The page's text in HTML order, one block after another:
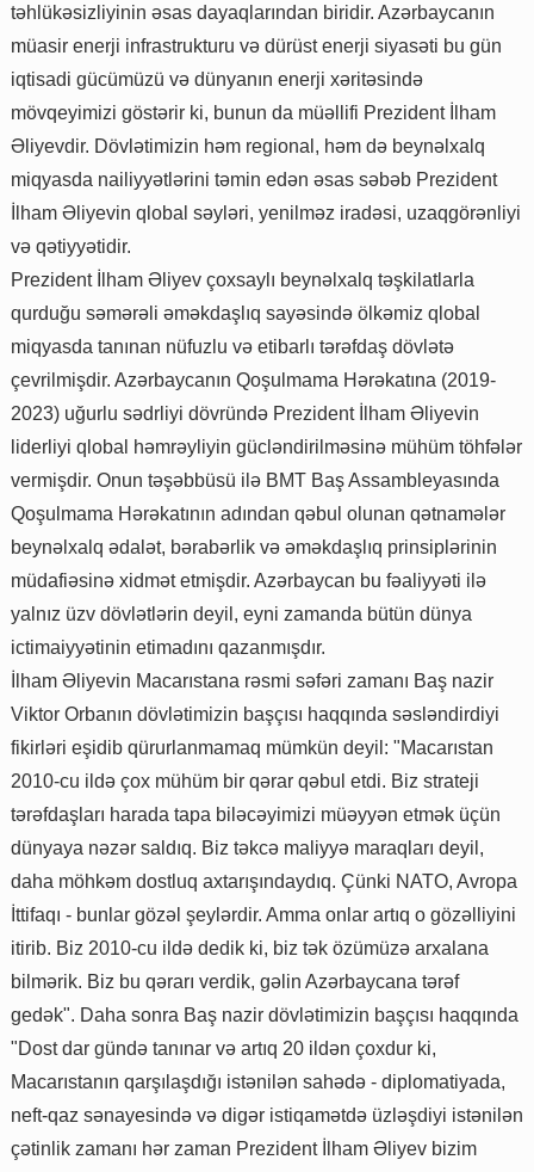
təhlükəsizliyinin əsas dayaqlarından biridir. Azərbaycanın
müasir enerji infrastrukturu və dürüst enerji siyasəti bu gün
iqtisadi gücümüzü və dünyanın enerji xəritəsində
mövqeyimizi göstərir ki, bunun da müəllifi Prezident İlham
Əliyevdir. Dövlətimizin həm regional, həm də beynəlxalq
miqyasda nailiyyətlərini təmin edən əsas səbəb Prezident
İlham Əliyevin qlobal səyləri, yenilməz iradəsi, uzaqgörənliyi
və qətiyyətidir.
Prezident İlham Əliyev çoxsaylı beynəlxalq təşkilatlarla
qurduğu səmərəli əməkdaşlıq sayəsində ölkəmiz qlobal
miqyasda tanınan nüfuzlu və etibarlı tərəfdaş dövlətə
çevrilmişdir. Azərbaycanın Qoşulmama Hərəkatına (2019-
2023) uğurlu sədrliyi dövründə Prezident İlham Əliyevin
liderliyi qlobal həmrəyliyin gücləndirilməsinə mühüm töhfələr
vermişdir. Onun təşəbbüsü ilə BMT Baş Assambleyasında
Qoşulmama Hərəkatının adından qəbul olunan qətnamələr
beynəlxalq ədalət, bərabərlik və əməkdaşlıq prinsiplərinin
müdafiəsinə xidmət etmişdir. Azərbaycan bu fəaliyyəti ilə
yalnız üzv dövlətlərin deyil, eyni zamanda bütün dünya
ictimaiyyətinin etimadını qazanmışdır.
İlham Əliyevin Macarıstana rəsmi səfəri zamanı Baş nazir
Viktor Orbanın dövlətimizin başçısı haqqında səsləndirdiyi
fikirləri eşidib qürurlanmamaq mümkün deyil: "Macarıstan
2010-cu ildə çox mühüm bir qərar qəbul etdi. Biz strateji
tərəfdaşları harada tapa biləcəyimizi müəyyən etmək üçün
dünyaya nəzər saldıq. Biz təkcə maliyyə maraqları deyil,
daha möhkəm dostluq axtarışındaydıq. Çünki NATO, Avropa
İttifaqı - bunlar gözəl şeylərdir. Amma onlar artıq o gözəlliyini
itirib. Biz 2010-cu ildə dedik ki, biz tək özümüzə arxalana
bilmərik. Biz bu qərarı verdik, gəlin Azərbaycana tərəf
gedək". Daha sonra Baş nazir dövlətimizin başçısı haqqında
"Dost dar gündə tanınar və artıq 20 ildən çoxdur ki,
Macarıstanın qarşılaşdığı istənilən sahədə - diplomatiyada,
neft-qaz sənayesində və digər istiqamətdə üzləşdiyi istənilən
çətinlik zamanı hər zaman Prezident İlham Əliyev bizim